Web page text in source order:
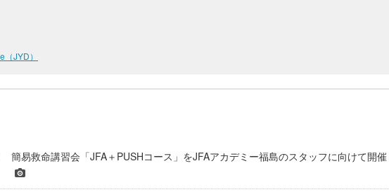
JYD）
簡易救命講習会「JFA＋PUSHコース」をJFAアカデミー福島のスタッフに向けて開催